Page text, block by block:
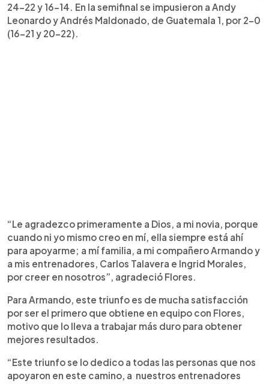
24-22 y 16-14. En la semifinal se impusieron a Andy
Leonardo y Andrés Maldonado, de Guatemala 1, por 2-0
(16-21 y 20-22).
“Le agradezco primeramente a Dios, a mi novia, porque
cuando ni yo mismo creo en mí, ella siempre está ahí
para apoyarme; a mí familia, a mi compañero Armando y
a mis entrenadores, Carlos Talavera e Ingrid Morales,
por creer en nosotros”, agradeció Flores.
Para Armando, este triunfo es de mucha satisfacción
por ser el primero que obtiene en equipo con Flores,
motivo que lo lleva a trabajar más duro para obtener
mejores resultados.
“Este triunfo se lo dedico a todas las personas que nos
apoyaron en este camino, a nuestros entrenadores